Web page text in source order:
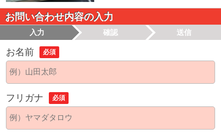
お問い合わせ内容の入力
入力 確認 送信
お名前 必須
フリガナ 必須